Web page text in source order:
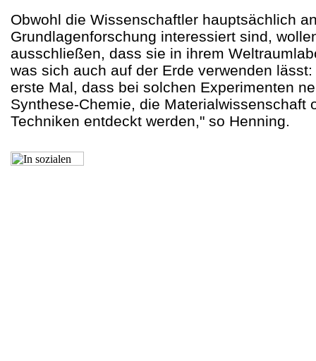
Obwohl die Wissenschaftler hauptsächlich
Grundlagenforschung interessiert sind,
ausschließen, dass sie in ihrem
was sich auch auf der Erde verwenden
erste Mal, dass bei solchen Experimenten
Synthese-Chemie, die Materialwissenschaft
Techniken entdeckt werden," so Henning.